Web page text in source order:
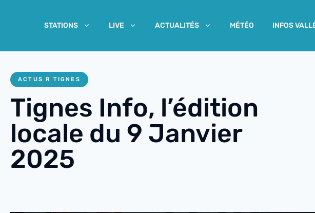
STATIONS LIVE ACTUALITÉS MÉTÉO INFOS
ACTUS R TIGNES
Tignes Info, l’édition
locale du 9 Janvier
2025